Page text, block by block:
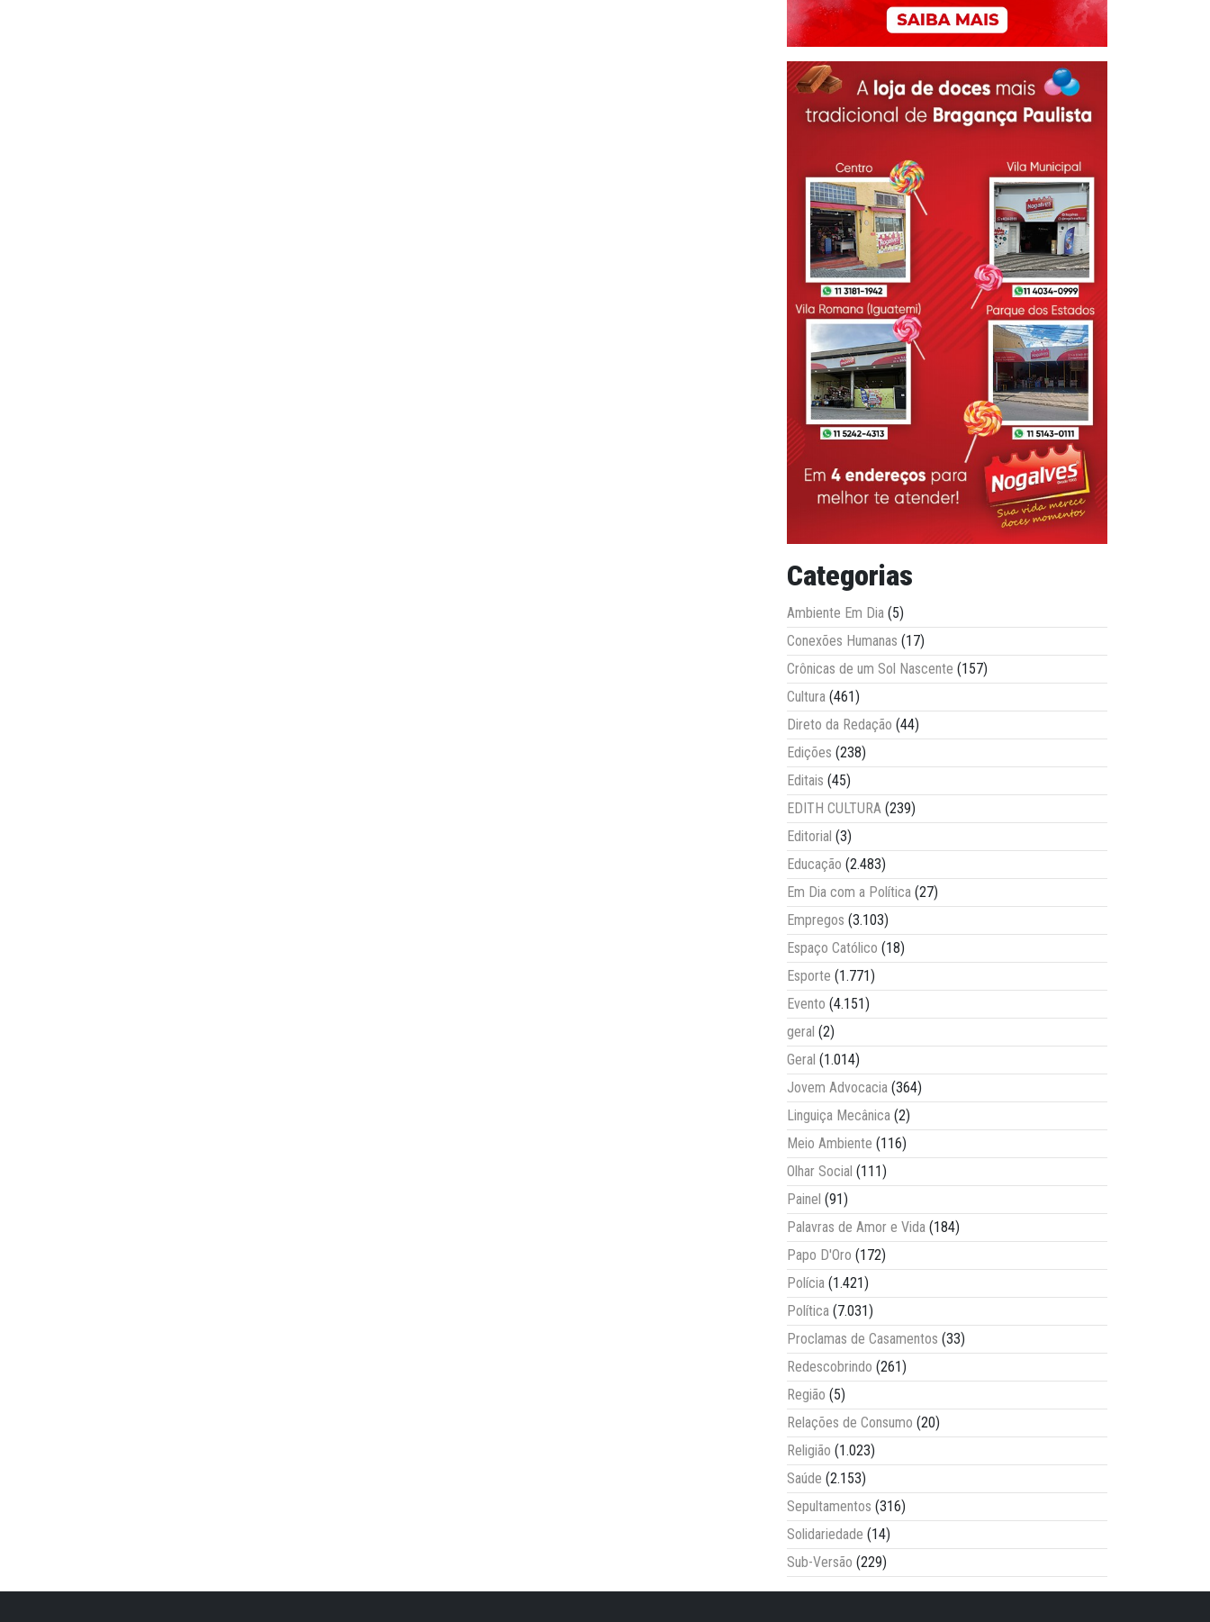
Categorias
Ambiente Em Dia (5)
Conexões Humanas (17)
Crônicas de um Sol Nascente (157)
Cultura (461)
Direto da Redação (44)
Edições (238)
Editais (45)
EDITH CULTURA (239)
Editorial (3)
Educação (2.483)
Em Dia com a Política (27)
Empregos (3.103)
Espaço Católico (18)
Esporte (1.771)
Evento (4.151)
geral (2)
Geral (1.014)
Jovem Advocacia (364)
Linguiça Mecânica (2)
Meio Ambiente (116)
Olhar Social (111)
Painel (91)
Palavras de Amor e Vida (184)
Papo D'Oro (172)
Polícia (1.421)
Política (7.031)
Proclamas de Casamentos (33)
Redescobrindo (261)
Região (5)
Relações de Consumo (20)
Religião (1.023)
Saúde (2.153)
Sepultamentos (316)
Solidariedade (14)
Sub-Versão (229)